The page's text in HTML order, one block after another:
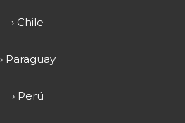
› Chile
› Paraguay
› Perú